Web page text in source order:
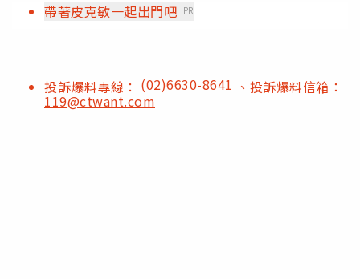
帶著皮克敏一起出門吧 PR
投訴爆料專線： (02)6630-8641 、投訴爆料信箱：
119@ctwant.com